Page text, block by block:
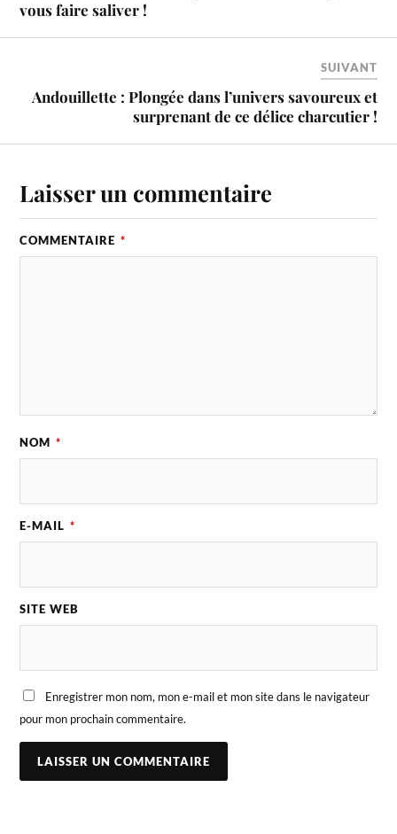
vous faire saliver !
SUIVANT
Andouillette : Plongée dans l’univers savoureux et
surprenant de ce délice charcutier !
Laisser un commentaire
COMMENTAIRE *
NOM *
E-MAIL *
SITE WEB
Enregistrer mon nom, mon e-mail et mon site dans le navigateur
pour mon prochain commentaire.